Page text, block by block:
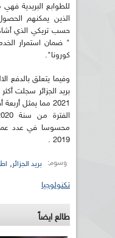
للطوابع البريدية
الذين يمكنهم
حسب تريكي الذي
" ضمان استمرار
كورونا".
وفيما يتعلق بالدفع
2021 مما يمثل
محسوسا في عدد
2019 .
وسوم: بريد الجزائر,
تكنولوجيا
طالع ايضاً